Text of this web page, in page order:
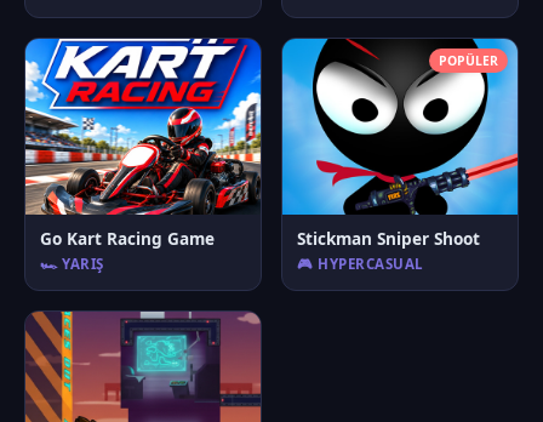
Go Kart Racing Game
🏎️ YARIŞ
POPÜLER
Stickman Sniper Shoot
🎮 HYPERCASUAL